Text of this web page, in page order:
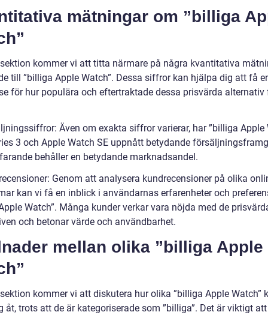
mätningar om ”billiga
kommer vi att titta närmare på några kvantitativa
till ”billiga Apple Watch”. Dessa siffror kan hjälpa dig att få
för hur populära och eftertraktade dessa prisvärda
Även om exakta siffror varierar, har ”billiga Apple
3 och Apple Watch SE uppnått betydande
behåller en betydande marknadsandel.
Genom att analysera kundrecensioner på olika
kan vi få en inblick i användarnas erfarenheter och
Watch”. Många kunder verkar vara nöjda med de
och betonar värde och användbarhet.
mellan olika ”billiga Apple
kommer vi att diskutera hur olika ”billiga Apple Watch”
åt, trots att de är kategoriserade som ”billiga”. Det är viktigt